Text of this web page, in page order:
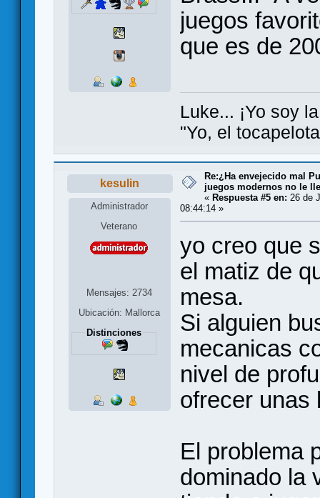
juegos
que es de
Luke... ¡Yo soy
"Yo, el
kesulin
Administrador
Veterano
Mensajes: 2734
Ubicación: Mallorca
Distinciones
Re:¿Ha envejecido mal
juegos modernos no le
« Respuesta #5 en: 26 de
08:44:14 »
yo creo que
el matiz de
mesa.
Si alguien
mecanicas
nivel de
ofrecer unas
El problema
dominado la